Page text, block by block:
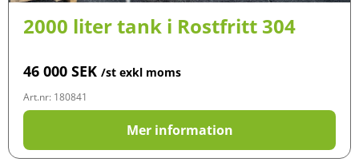
2000 liter tank i Rostfritt 304
46 000 SEK /st exkl moms
Art.nr: 180841
Mer information